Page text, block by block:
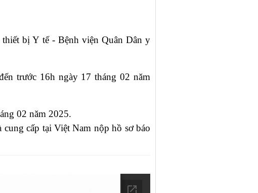
thiết bị Y tế - Bệnh viện Quân Dân y
trước 16h ngày 17 tháng 02 năm
02 năm 2025.
cấp tại Việt Nam nộp hồ sơ báo